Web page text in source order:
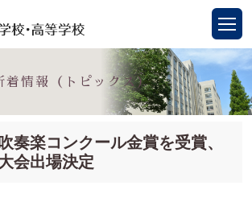
着情報（トピックス）
奏楽コンクール金賞を受賞、
会出場決定